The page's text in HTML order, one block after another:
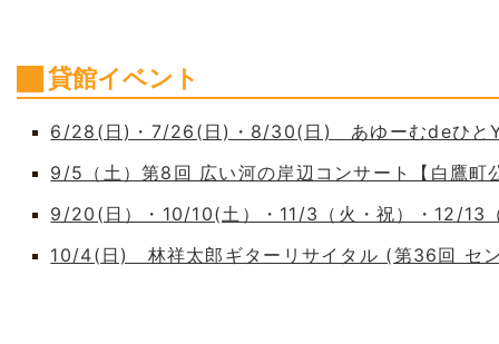
貸館イベント
6/28(日)・7/26(日)・8/30(日) あゆーむdeひと
9/5（土）第8回 広い河の岸辺コンサート【白鷹町
9/20(日）・10/10(土）・11/3（火・祝）・12/
10/4(日) 林祥太郎ギターリサイタル (第36回 セ